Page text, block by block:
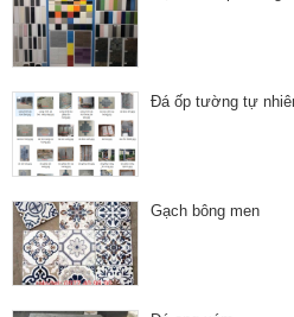
Đá ốp tường tự
Gạch bông men